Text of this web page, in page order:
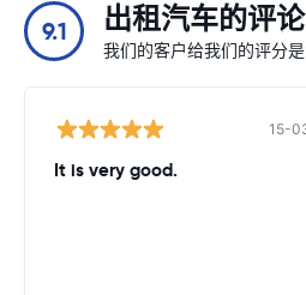
9.1 出租汽车的评论
我们的客户给我们的评分
15-
It is very good.